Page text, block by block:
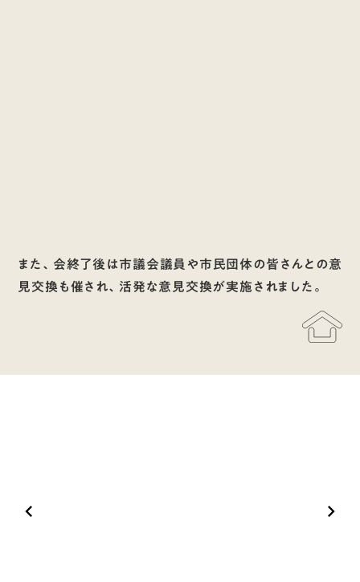
また、会終了後は市議会議員や市民団体の皆さんとの意
見交換も催され、活発な意見交換が実施されました。
keyboard_arrow_left keyboard_arrow_right